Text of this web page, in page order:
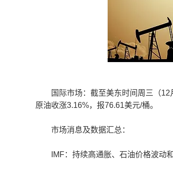
国际市场：截至美东时间周三（12
原油收涨3.16%，报76.61美元/桶。
市场消息及数据汇总：
IMF：持续高通胀、石油价格波动和